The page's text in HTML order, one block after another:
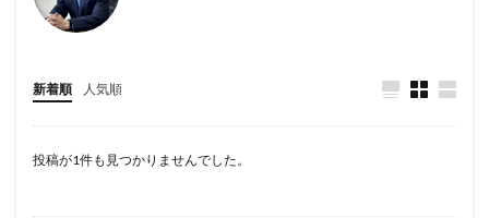
新着順 人気順
投稿が1件も見つかりませんでした。